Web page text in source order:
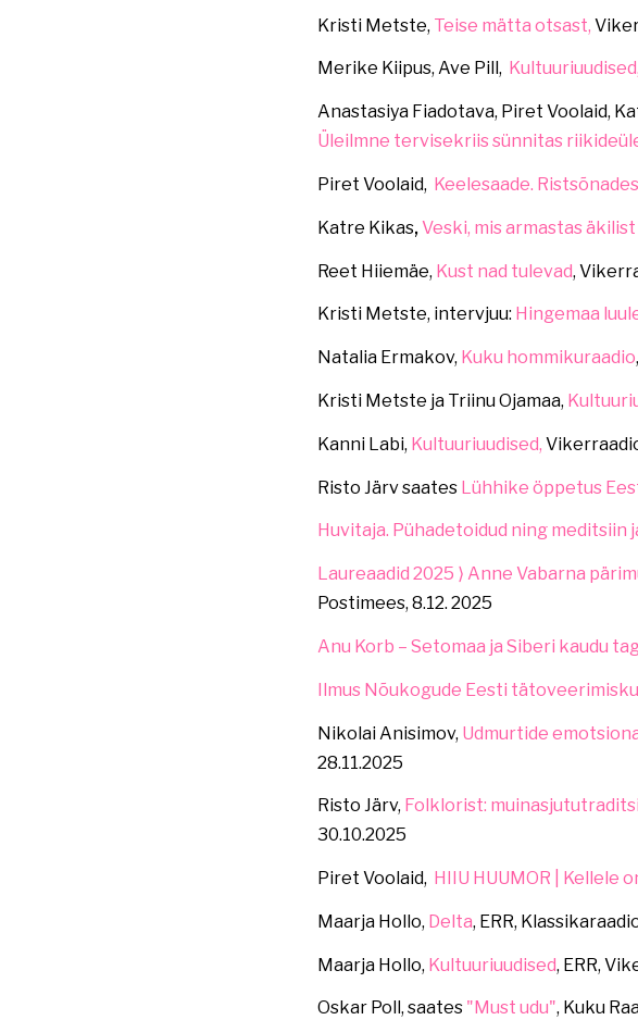
Kristi Metste, Teise mätta otsast,
Merike Kiipus, Ave Pill, Kultuuriuudised,
Anastasiya Fiadotava, Piret Voolaid,
Üleilmne tervisekriis sünnitas
Piret Voolaid, Keelesaade.
Katre Kikas,Veski, mis armastas
Reet Hiiemäe, Kust nad tulevad,
Kristi Metste, intervjuu: Hingemaa
Natalia Ermakov, Kuku hommikuraadio
Kristi Metste ja Triinu Ojamaa,
Kanni Labi, Kultuuriuudised,
Risto Järv saates Lühhike öppetus
Huvitaja. Pühadetoidud ning meditsiin
Laureaadid 2025 ⟩ Anne Vabarna
Postimees, 8.12. 2025
Anu Korb – Setomaa ja Siberi kaudu
Ilmus Nõukogude Eesti
Nikolai Anisimov, Udmurtide
28.11.2025
Risto Järv, Folklorist:
30.10.2025
Piret Voolaid, HIIU HUUMOR | Kellele
Maarja Hollo, Delta, ERR,
Maarja Hollo, Kultuuriuudised, ERR,
Oskar Poll, saates "Must udu", Kuku